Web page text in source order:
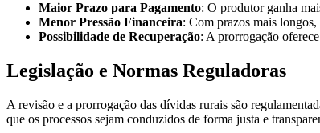
Maior Prazo para Pagamento: O produtor ganha
Menor Pressão Financeira: Com prazos mais
Possibilidade de Recuperação: A prorrogação
Legislação e Normas Reguladoras
A revisão e a prorrogação das dívidas rurais são
que os processos sejam conduzidos de forma justa e